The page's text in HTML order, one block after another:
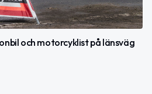
och motorcyklist på länsväg